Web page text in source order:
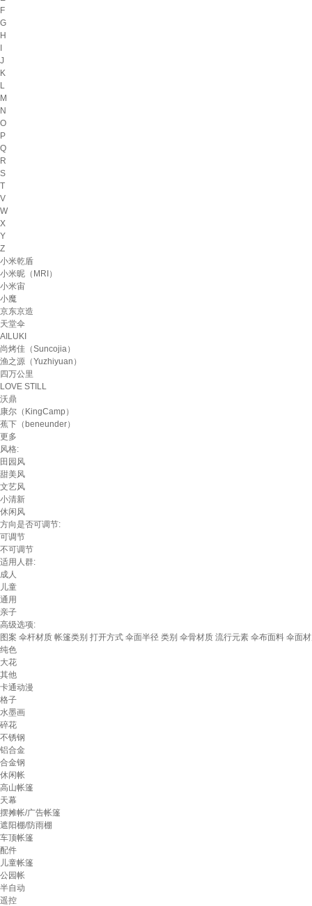
F
G
H
J
K
L
M
N
O
P
Q
R
S
T
V
W
X
Y
Z
小米乾盾
小米昵（MRI）
小米宙
小魔
京东京造
天堂伞
AILUKI
尚烤佳（Suncojia）
渔之源（Yuzhiyuan）
四万公里
LOVE STILL
沃鼎
康尔（KingCamp）
蕉下（beneunder）
更多
风格:
田园风
甜美风
文艺风
小清新
休闲风
方向是否可调节:
可调节
不可调节
适用人群:
成人
儿童
通用
亲子
高级选项:
图案 伞杆材质 帐篷类别 打开方式 伞面半径 类别 伞骨材质 流行元素 伞布面料 伞面
纯色
大花
其他
卡通动漫
格子
水墨画
碎花
不锈钢
铝合金
合金钢
休闲帐
高山帐篷
天幕
摆摊帐/广告帐篷
遮阳棚/防雨棚
车顶帐篷
配件
儿童帐篷
公园帐
半自动
遥控